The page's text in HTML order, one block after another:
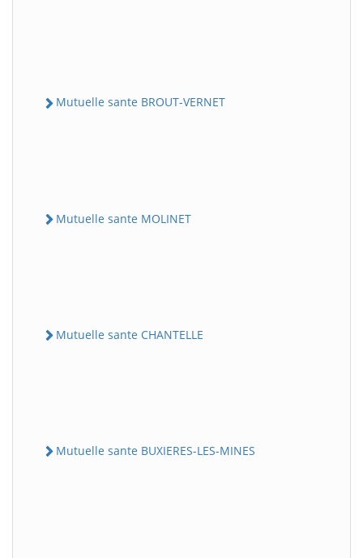
Mutuelle sante BROUT-VERNET
Mutuelle sante MOLINET
Mutuelle sante CHANTELLE
Mutuelle sante BUXIERES-LES-MINES